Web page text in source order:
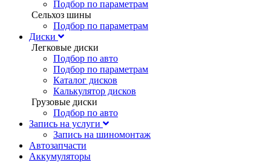
Подбор по параметрам
Сельхоз шины
Подбор по параметрам
Диски
Легковые диски
Подбор по авто
Подбор по параметрам
Каталог дисков
Калькулятор дисков
Грузовые диски
Подбор по авто
Запись на услуги
Запись на шиномонтаж
Автозапчасти
Аккумуляторы